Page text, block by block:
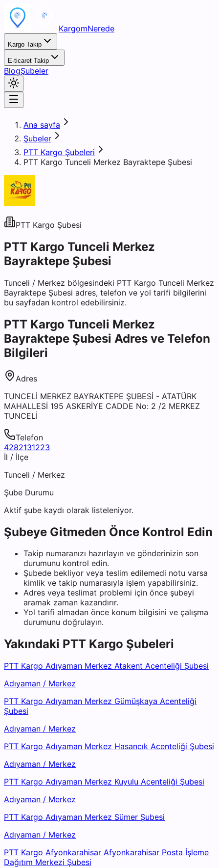
KargomNerede
Kargo Takip
E-ticaret Takip
BlogŞubeler
Ana sayfa
Şubeler
PTT Kargo Şubeleri
PTT Kargo Tunceli Merkez Bayraktepe Şubesi
PTT Kargo Şubesi
PTT Kargo Tunceli Merkez
Bayraktepe Şubesi
Tunceli / Merkez bölgesindeki PTT Kargo Tunceli Merkez
Bayraktepe Şubesi adres, telefon ve yol tarifi bilgilerini
bu sayfadan kontrol edebilirsiniz.
PTT Kargo Tunceli Merkez
Bayraktepe Şubesi Adres ve Telefon
Bilgileri
Adres
TUNCELİ MERKEZ BAYRAKTEPE ŞUBESİ - ATATÜRK
MAHALLESİ 195 ASKERİYE CADDE No: 2 /2 MERKEZ
TUNCELİ
Telefon
4282131223
İl / İlçe
Tunceli / Merkez
Şube Durumu
Aktif şube kaydı olarak listeleniyor.
Şubeye Gitmeden Önce Kontrol Edin
Takip numaranızı hazırlayın ve gönderinizin son
durumunu kontrol edin.
Şubede bekliyor veya teslim edilemedi notu varsa
kimlik ve takip numarasıyla işlem yapabilirsiniz.
Adres veya teslimat problemi için önce şubeyi
aramak zaman kazandırır.
Yol tarifi almadan önce konum bilgisini ve çalışma
durumunu doğrulayın.
Yakındaki PTT Kargo Şubeleri
PTT Kargo Adıyaman Merkez Atakent Acenteliği Şubesi
Adıyaman / Merkez
PTT Kargo Adıyaman Merkez Gümüşkaya Acenteliği
Şubesi
Adıyaman / Merkez
PTT Kargo Adıyaman Merkez Hasancık Acenteliği Şubesi
Adıyaman / Merkez
PTT Kargo Adıyaman Merkez Kuyulu Acenteliği Şubesi
Adıyaman / Merkez
PTT Kargo Adıyaman Merkez Sümer Şubesi
Adıyaman / Merkez
PTT Kargo Afyonkarahisar Afyonkarahisar Posta İşleme
Dağıtım Merkezi Şubesi